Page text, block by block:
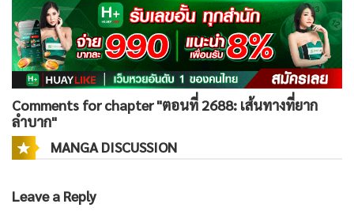
Comments for chapter "ตอนที่ 2688: เส้นทางที่ยาก
ลำบาก"
MANGA DISCUSSION
Leave a Reply